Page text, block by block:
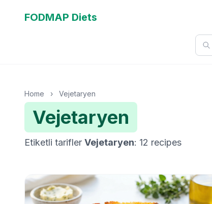
FODMAP Diets
Home › Vejetaryen
Vejetaryen
Etiketli tarifler Vejetaryen: 12 recipes